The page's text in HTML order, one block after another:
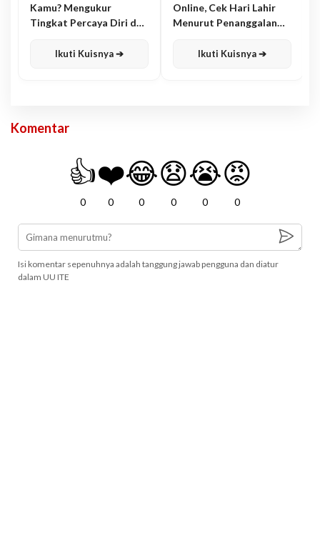
Kamu? Mengukur
Tingkat Percaya Diri dan
Ikuti Kuisnya ➔
Online, Cek Hari Lahir
Menurut Penanggalan
Ikuti Kuisnya ➔
Komentar
👍
0
❤️
0
😂
0
😧
0
😭
0
😡
0
Isi komentar sepenuhnya adalah tanggung jawab pengguna dan diatur
dalam UU ITE